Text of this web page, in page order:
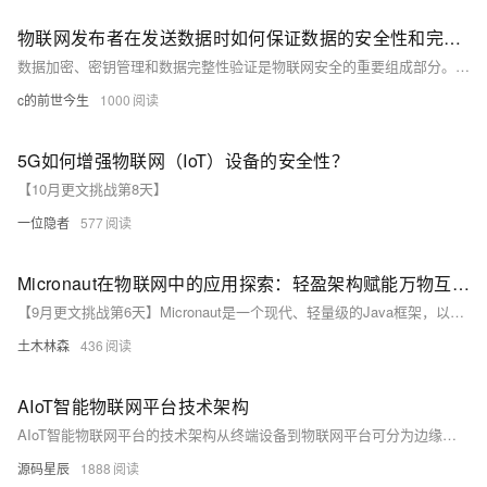
物联网发布者在发送数据时如何保证数据的安全性和完整性
数据加密、密钥管理和数据完整性验证是物联网安全的重要组成部分。对称加密（如AES）和非对称加密（如RSA）分别适用于大量数据和高安全需求的场景。密钥需安全存储并定期更新。数据完整性通过MAC（如HMAC-SHA256）和数字签名（如RSA签名）验证。通信协议如MQTT over TLS/SSL和CoAP over DTLS增强传输安全，确保数据在传输过程中的机密性和完整性。
c的前世今生 1000
5G如何增强物联网（IoT）设备的安全性？
【10月更文挑战第8天】
一位隐者 577
Micronaut在物联网中的应用探索：轻盈架构赋能万物互联新时代
【9月更文挑战第6天】Micronaut是一个现代、轻量级的Java框架，以其高效、易用及对云原生环境的支持，在物联网开发中展现出独特优势。它通过AOT编译技术优化应用，减少内存消耗，适合资源受限的设备。Micronaut支持反应式编程和HTTP/2，提升并发处理能力和网络传输效率。本文通过一个温度传感器数据收集服务的例子，展示了如何利用Micronaut简化物联网应用开发，使其成为该领域的理想选择。
土木林森 436
AIoT智能物联网平台技术架构
AIoT智能物联网平台的技术架构从终端设备到物联网平台可分为边缘侧网关、接入网关层、基础设施层、中台层和应用层。
源码星辰 1888